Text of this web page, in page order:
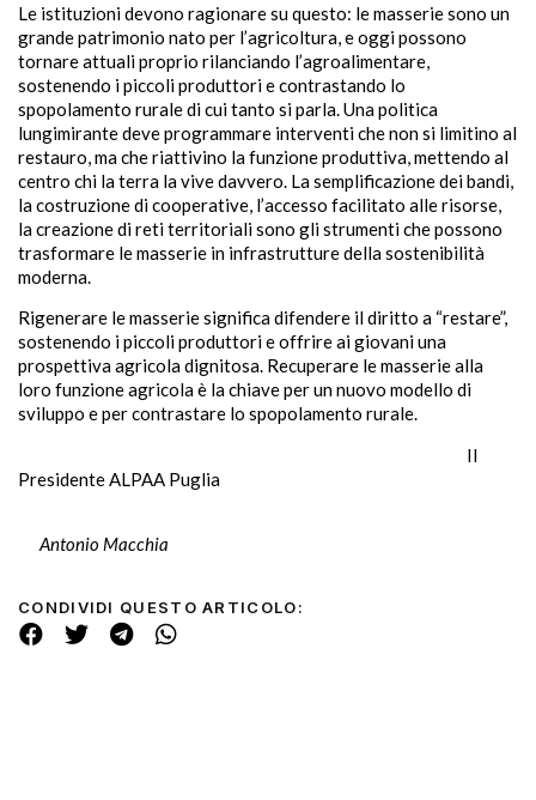
Le istituzioni devono ragionare su questo: le masserie sono un
grande patrimonio nato per l’agricoltura, e oggi possono
tornare attuali proprio rilanciando l’agroalimentare,
sostenendo i piccoli produttori e contrastando lo
spopolamento rurale di cui tanto si parla. Una politica
lungimirante deve programmare interventi che non si limitino al
restauro, ma che riattivino la funzione produttiva, mettendo al
centro chi la terra la vive davvero. La semplificazione dei bandi,
la costruzione di cooperative, l’accesso facilitato alle risorse,
la creazione di reti territoriali sono gli strumenti che possono
trasformare le masserie in infrastrutture della sostenibilità
moderna.
Rigenerare le masserie significa difendere il diritto a “restare”,
sostenendo i piccoli produttori e offrire ai giovani una
prospettiva agricola dignitosa. Recuperare le masserie alla
loro funzione agricola è la chiave per un nuovo modello di
sviluppo e per contrastare lo spopolamento rurale.
Il
Presidente ALPAA Puglia
Antonio Macchia
CONDIVIDI QUESTO ARTICOLO: